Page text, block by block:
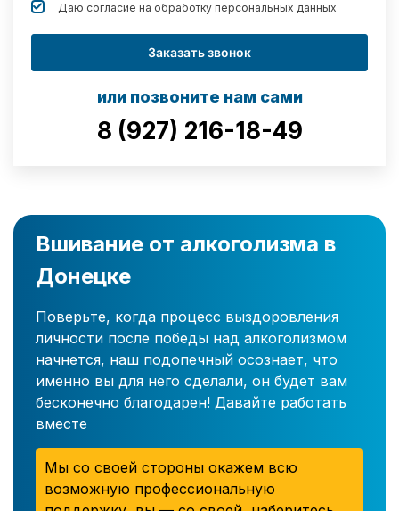
Даю согласие на обработку персональных данных
Заказать звонок
или позвоните нам сами
8 (927) 216-18-49
Вшивание от алкоголизма в
Донецке
Поверьте, когда процесс выздоровления
личности после победы над алкоголизмом
начнется, наш подопечный осознает, что
именно вы для него сделали, он будет вам
бесконечно благодарен! Давайте работать
вместе
Мы со своей стороны окажем всю
возможную профессиональную